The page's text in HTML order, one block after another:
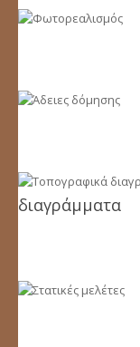
διαγράμματα